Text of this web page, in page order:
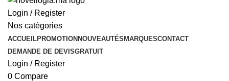
Login / Register
Nos catégories
ACCUEILPROMOTIONNOUVEAUTÉSMARQUESCONTACT
DEMANDE DE DEVISGRATUIT
Login / Register
0 Compare